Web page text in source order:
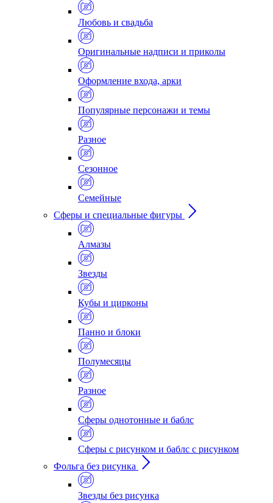
Любовь и свадьба
Оригинальные надписи и приколы
Оформление входа, арки
Популярные персонажи и темы
Разное
Сезонное
Семейные
Сферы и специальные фигуры
Алмазы
Звезды
Кубы и цирконы
Панно и блоки
Полумесяцы
Разное
Сферы однотонные и баблс
Сферы с рисунком и баблс с рисунком
Фольга без рисунка
Звезды без рисунка